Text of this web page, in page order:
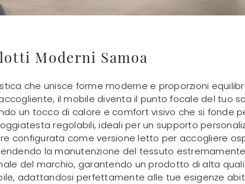
Moderni Samoa
che unisce forme moderne e proporzioni
il mobile diventa il punto focale del tuo
un tocco di calore e comfort visivo che si fonde
regolabili, ideali per un supporto
configurata come versione letto per accogliere
la manutenzione del tessuto
del marchio, garantendo un prodotto di alta
adattandosi perfettamente alle tue esigenze